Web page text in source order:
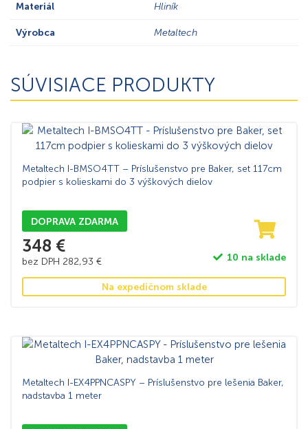
Materiál Hliník
Výrobca Metaltech
SÚVISIACE PRODUKTY
Metaltech I-BMSO4TT – Príslušenstvo pre Baker, set 117cm
podpier s kolieskami do 3 výškových dielov
DOPRAVA ZDARMA
348 €
bez DPH 282,93 € 10 na sklade
Na expedičnom sklade
Metaltech I-EX4PPNCASPY – Príslušenstvo pre lešenia Baker,
nadstavba 1 meter